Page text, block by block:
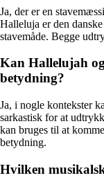
Ja, der er en
Halleluja er den
stavemåde. Begge
Kan Hallelujah
betydning?
Ja, i nogle kontekster
sarkastisk for at
kan bruges til at
betydning.
Hvilken